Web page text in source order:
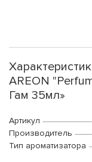
AREON
Гам 35мл»
Артикул
Производитель
Тип ароматизатора